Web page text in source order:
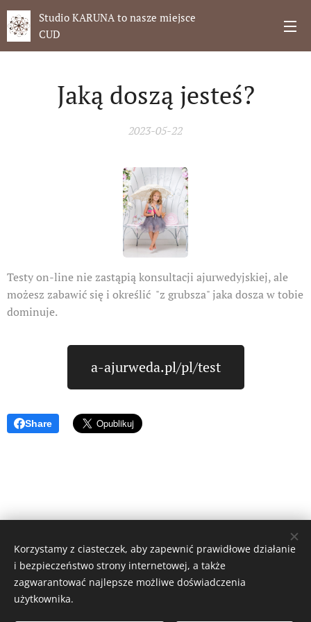
Studio KARUNA to nasze miejsce
CUD
Jaką doszą jesteś?
2023-05-22
Testy on-line nie zastąpią konsultacji ajurwedyjskiej, ale
możesz zabawić się i określić "z grubsza" jaka dosza w tobie
dominuje.
a-ajurweda.pl/pl/test
Share
Korzystamy z ciasteczek, aby zapewnić prawidłowe działanie
i bezpieczeństwo strony internetowej, a także
zagwarantować najlepsze możliwe doświadczenia
użytkownika.